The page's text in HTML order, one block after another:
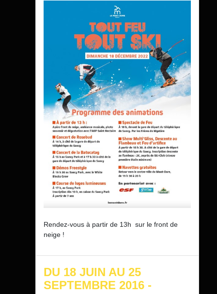
Rendez-vous à partir de 13h sur le front de
neige !
DU 18 JUIN AU 25
SEPTEMBRE 2016 -